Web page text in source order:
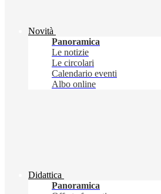
Novità
Panoramica
Le notizie
Le circolari
Calendario eventi
Albo online
Didattica
Panoramica